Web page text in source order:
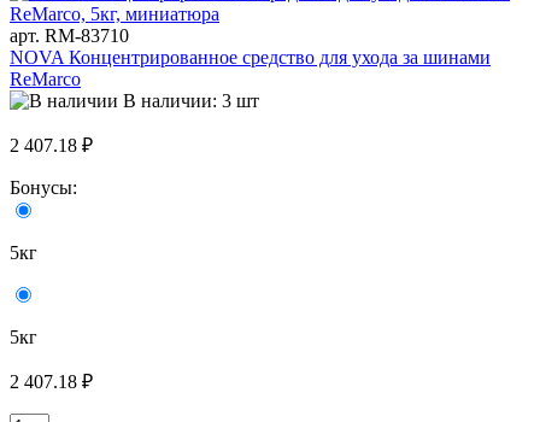
арт. RM-83710
NOVA Концентрированное средство для ухода за шинами
ReMarco
В наличии: 3 шт
2 407.18 ₽
Бонусы:
5кг
5кг
2 407.18 ₽